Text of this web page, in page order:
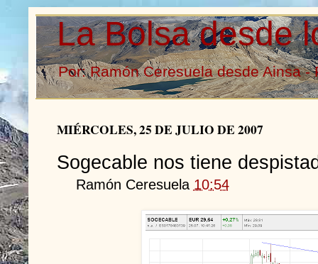
La Bolsa desde
Por: Ramón Ceresuela desde Ainsa -
MIÉRCOLES, 25 DE JULIO DE 2007
Sogecable nos tiene
Ramón Ceresuela 10:54